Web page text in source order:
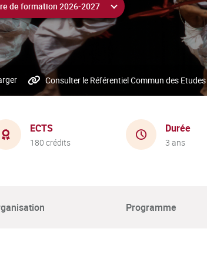
Consulter le Référentiel Commun des Etudes
ECTS
180 crédits
Durée
3 ans
Programme